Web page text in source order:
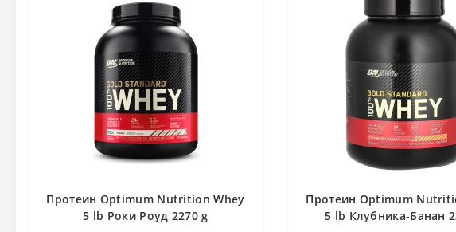
Протеин Optimum Nutrition Whey
5 lb Роки Роуд 2270 g
Протеин Optimum
5 lb Клубника-Банан